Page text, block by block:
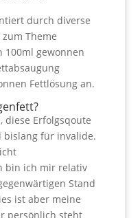
durch diverse
Theme
100ml gewonnen
Fettlösung an.
diese Erfolgsqoute
bislang für invalide.
bin ich mir relativ
Stand
ist aber meine
persönlich steht